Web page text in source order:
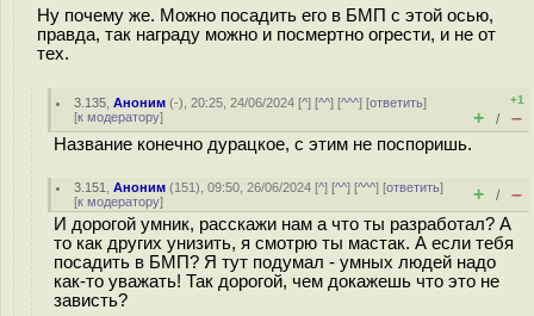
Ну почему же. Можно посадить его в БМП с этой осью,
правда, так награду можно и посмертно огрести, и не от
тех.
3.135 ,Аноним (-), 20:25, 24/06/2024 [^] [^^] [^^^] [ответить]
[к модератору]
+1
+ / –
Название конечно дурацкое, с этим не поспоришь.
3.151 ,Аноним (151), 09:50, 26/06/2024 [^] [^^] [^^^] [ответить]
[к модератору] + / –
И дорогой умник, расскажи нам а что ты разработал? А
то как других унизить, я смотрю ты мастак. А если тебя
посадить в БМП? Я тут подумал - умных людей надо
как-то уважать! Так дорогой, чем докажешь что это не
зависть?